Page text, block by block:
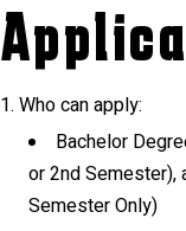
Who can apply:
Bachelor
or 2nd Semester),
Semester Only)